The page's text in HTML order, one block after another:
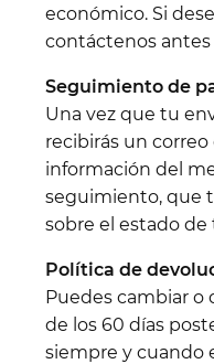
económico. Si
contáctenos antes
Seguimiento de
Una vez que tu
recibirás un
información del
seguimiento, que
sobre el estado de
Política de
Puedes cambiar o
de los 60 días
siempre y cuando